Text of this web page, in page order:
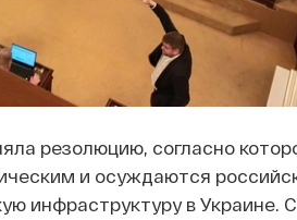
резолюцию, согласно
и осуждаются
инфраструктуру в Украине.